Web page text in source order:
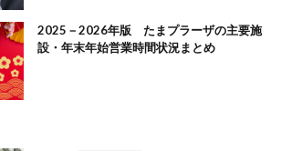
2025－2026年版 たまプラーザの主要施
設・年末年始営業時間状況まとめ